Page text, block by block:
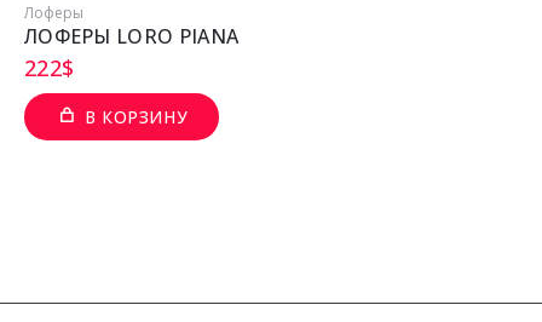
Лоферы
ЛОФЕРЫ LORO PIANA
222$
В КОРЗИНУ